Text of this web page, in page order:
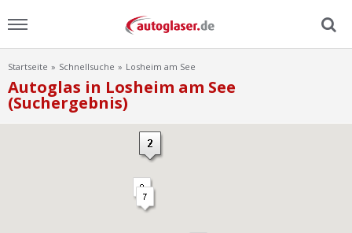
Menu
Home
Startseite Schnellsuche Losheim am See
Autoglas in Losheim am See
(Suchergebnis)